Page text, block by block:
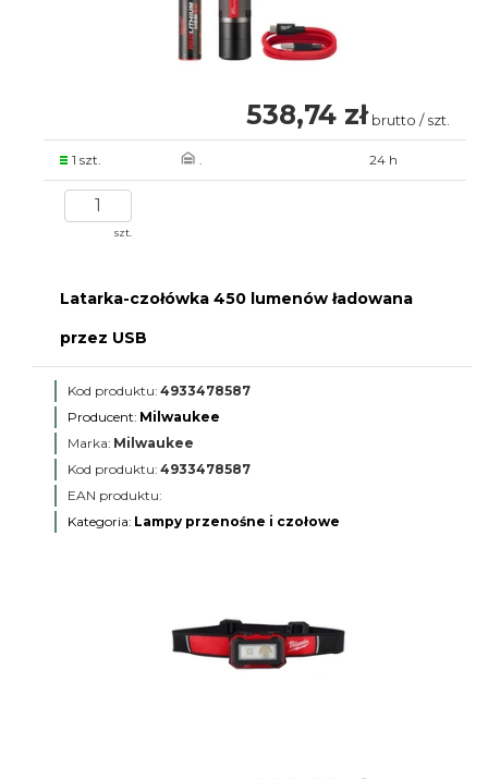
538,74 zł brutto / szt.
1 szt. . 24 h
szt.
Latarka-czołówka 450 lumenów ładowana
przez USB
Kod produktu: 4933478587
Producent: Milwaukee
Marka: Milwaukee
Kod produktu: 4933478587
EAN produktu:
Kategoria: Lampy przenośne i czołowe